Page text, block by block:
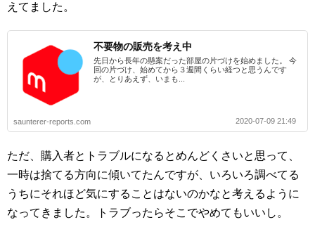
えてました。
不要物の販売を考え中
先日から長年の懸案だった部屋の片づけを始めました。 今
回の片づけ、始めてから３週間くらい経つと思うんです
が、とりあえず、いまも...
saunterer-reports.com 2020-07-09 21:49
ただ、購入者とトラブルになるとめんどくさいと思って、
一時は捨てる方向に傾いてたんですが、いろいろ調べてる
うちにそれほど気にすることはないのかなと考えるように
なってきました。トラブったらそこでやめてもいいし。